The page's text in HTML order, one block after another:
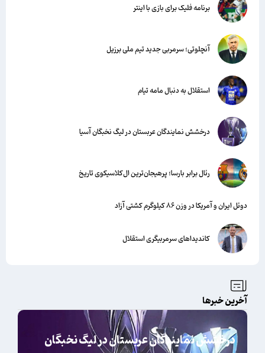
برنامه فلیک برای بازی با اینتر
آنچلوتی؛ سرمربی جدید تیم ملی برزیل
استقلال به دنبال مامه تیام
درخشش نمایندگان عربستان در لیگ نخبگان آسیا
رئال برابر بارسا؛ پرهیجان‌‌ترین ال‌کلاسیکوی تاریخ
دوئل ایران و آمریکا در وزن ۸۶ کیلوگرم کشتی آزاد
کاندیداهای سرمربیگری استقلال
آخرین خبرها
درخشش نمایندگان عربستان در لیگ نخبگان